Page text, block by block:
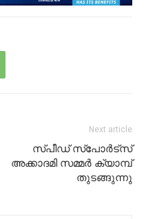
Next article
സ്പീഡ് സ്പോർട്സ്
അക്കാദമി സമ്മർ ക്യാമ്പ്
തുടങ്ങുന്നു